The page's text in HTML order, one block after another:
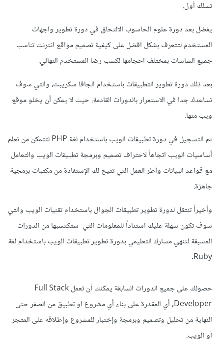
تسلك أول.
يفضل بعد دورة علوم الحاسوب الالتحاق في دورة تطوير واجهات
المستخدم لتتعرف بشكل افضل على كيفية تصميم مواقع انترنت تناسب
جميع الشاشات بمختلف احجامها لكسب رضا المستخدم النهائي.
بعد ذلك دورة تطوير التطبيقات باستخدام الجافا سكريبت، والتي سوف
تساعدك جدا في الاستمرار بالدورات القادمة، حيث لا يمكن أن يخلو موقع
ويب منها.
ثم التسجيل في دورة تطبيقات الويب باستخدام لغة PHP لتتمكن من تعلم
أساسيات الويب اتجاهاً لاحتراف تصميم وبرمجة تطبيقات الويب والتعامل
مع قواعد البيانات وأطر العمل التي تتيح لك الإستفادة من مكتبات برمجية
جاهزة.
وأخيراً تنتقل لدورة تطوير تطبيقات الجوال باستخدام تقنيات الويب والتي
سوف تكون سهلة عليك استناداً للمعلومات التي ستكتسبها من الدورات
المسبقة لتنهي مسارك التعليمي بدورة تطوير تطبيقات الويب باستخدام لغة
Ruby.
حصولك على جميع الدورات السابقة يمكنك أن تعمل Full Stack
Developer, أي المقدرة على بناء أي مشروع او تطبيق من الصفر حتى
النهاية من تحليل وتصميم وبرمجة وإختبار للمشروع وإطلاقه على المتجر
أو الويب.